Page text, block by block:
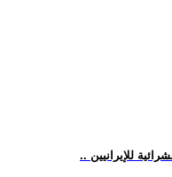
للإيرانيين